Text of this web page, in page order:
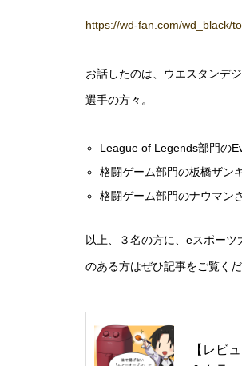
https://wd-fan.com/wd_black/
お話したのは、ウエスタンデ
選手の方々。
League of Legends部門の
格闘ゲーム部門の板橋ザン
格闘ゲーム部門のナウマン
以上、３名の方に、eスポー
のある方はぜひ記事をご覧くだ
【レビ